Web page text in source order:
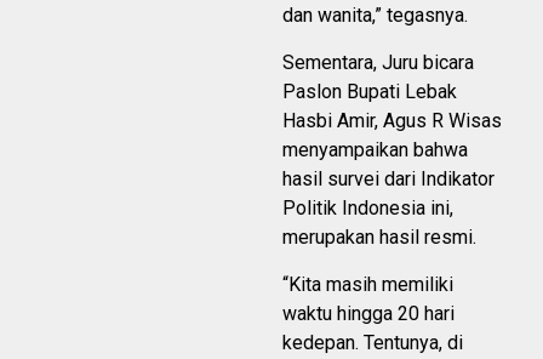
dan wanita,” tegasnya.
Sementara, Juru bicara
Paslon Bupati Lebak
Hasbi Amir, Agus R Wisas
menyampaikan bahwa
hasil survei dari Indikator
Politik Indonesia ini,
merupakan hasil resmi.
“Kita masih memiliki
waktu hingga 20 hari
kedepan. Tentunya, di